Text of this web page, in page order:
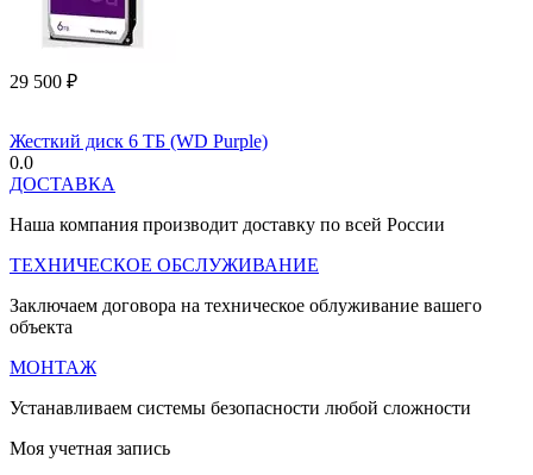
29 500 ₽
Жесткий диск 6 ТБ (WD Purple)
0.0
ДОСТАВКА
Наша компания производит доставку по всей России
ТЕХНИЧЕСКОЕ ОБСЛУЖИВАНИЕ
Заключаем договора на техническое облуживание вашего
объекта
МОНТАЖ
Устанавливаем системы безопасности любой сложности
Моя учетная запись